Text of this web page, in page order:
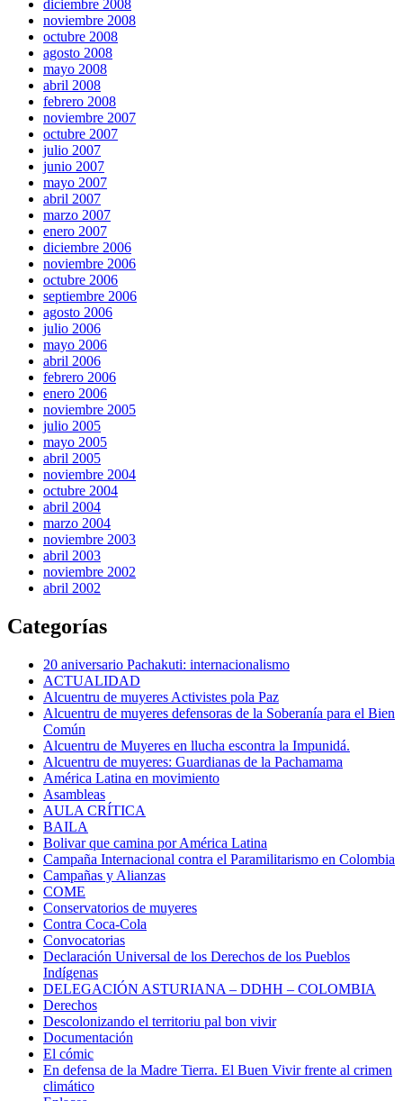
diciembre 2008
noviembre 2008
octubre 2008
agosto 2008
mayo 2008
abril 2008
febrero 2008
noviembre 2007
octubre 2007
julio 2007
junio 2007
mayo 2007
abril 2007
marzo 2007
enero 2007
diciembre 2006
noviembre 2006
octubre 2006
septiembre 2006
agosto 2006
julio 2006
mayo 2006
abril 2006
febrero 2006
enero 2006
noviembre 2005
julio 2005
mayo 2005
abril 2005
noviembre 2004
octubre 2004
abril 2004
marzo 2004
noviembre 2003
abril 2003
noviembre 2002
abril 2002
Categorías
20 aniversario Pachakuti: internacionalismo
ACTUALIDAD
Alcuentru de muyeres Activistes pola Paz
Alcuentru de muyeres defensoras de la Soberanía para el Bien
Común
Alcuentru de Muyeres en llucha escontra la Impunidá.
Alcuentru de muyeres: Guardianas de la Pachamama
América Latina en movimiento
Asambleas
AULA CRÍTICA
BAILA
Bolivar que camina por América Latina
Campaña Internacional contra el Paramilitarismo en Colombia
Campañas y Alianzas
COME
Conservatorios de muyeres
Contra Coca-Cola
Convocatorias
Declaración Universal de los Derechos de los Pueblos
Indígenas
DELEGACIÓN ASTURIANA – DDHH – COLOMBIA
Derechos
Descolonizando el territoriu pal bon vivir
Documentación
El cómic
En defensa de la Madre Tierra. El Buen Vivir frente al crimen
climático